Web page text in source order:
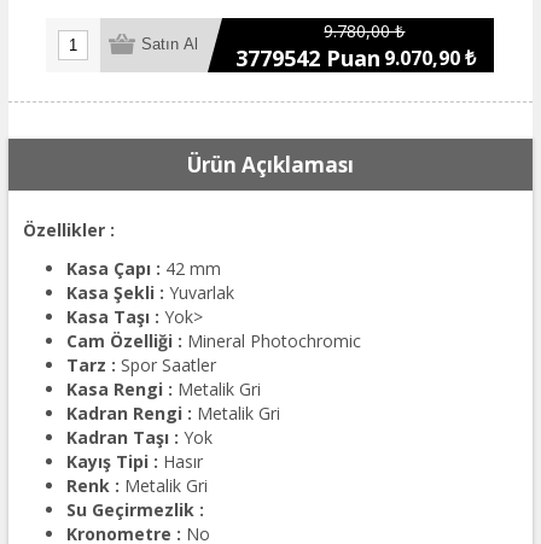
9.780,00 ₺
3779542 Puan 9.070,90 ₺
Ürün Açıklaması
Özellikler :
Kasa Çapı : 42 mm
Kasa Şekli : Yuvarlak
Kasa Taşı : Yok>
Cam Özelliği : Mineral Photochromic
Tarz : Spor Saatler
Kasa Rengi : Metalik Gri
Kadran Rengi : Metalik Gri
Kadran Taşı : Yok
Kayış Tipi : Hasır
Renk : Metalik Gri
Su Geçirmezlik :
Kronometre : No